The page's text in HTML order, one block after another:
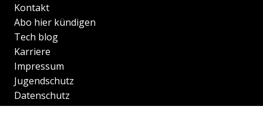
Kontakt
Abo hier kündigen
Tech blog
Karriere
Impressum
Jugendschutz
Datenschutz
Transparenzhinweise